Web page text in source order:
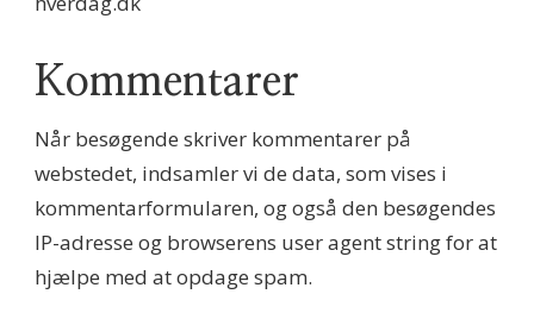
Kommentarer
Når besøgende skriver kommentarer på
webstedet, indsamler vi de data, som vises i
kommentarformularen, og også den besøgendes
IP-adresse og browserens user agent string for at
hjælpe med at opdage spam.